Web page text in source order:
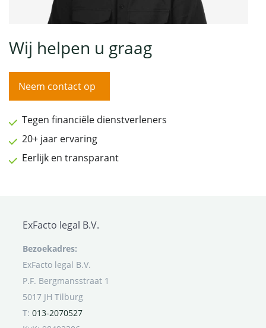
Wij helpen u graag
Neem contact op
Tegen financiële dienstverleners
20+ jaar ervaring
Eerlijk en transparant
ExFacto legal B.V.
Bezoekadres:
ExFacto legal B.V.
P.F. Bergmansstraat 1
5017 JH Tilburg
T: 013-2070527